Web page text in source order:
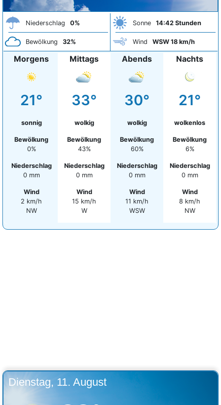
Niederschlag 0%
Bewölkung 32%
Sonne 14:42 Stunden
Wind WSW 18 km/h
Morgens
21°
sonnig
Bewölkung
0%
Niederschlag
0 mm
Wind
2 km/h
NW
Mittags
33°
wolkig
Bewölkung
43%
Niederschlag
0 mm
Wind
15 km/h
W
Abends
30°
wolkig
Bewölkung
60%
Niederschlag
0 mm
Wind
11 km/h
WSW
Nachts
21°
wolkenlos
Bewölkung
6%
Niederschlag
0 mm
Wind
8 km/h
NW
Dienstag, 11. August